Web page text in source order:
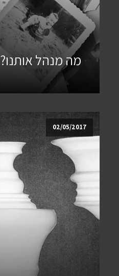
מה מנהל אותנו?
02/05/2017